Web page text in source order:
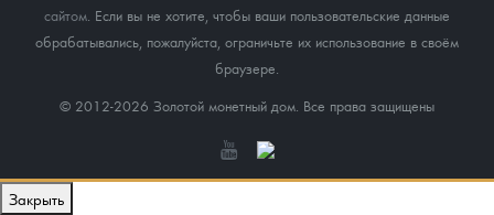
сайтом. Если вы не хотите, чтобы ваши пользовательские данные
обрабатывались, пожалуйста, ограничьте их использование в своём
браузере.
© 2012-2026 Золотой монетный дом. Все права защищены
Закрыть